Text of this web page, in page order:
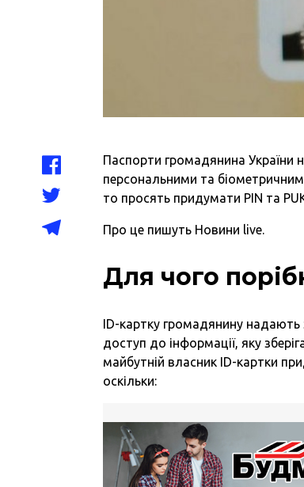
Паспорти громадянина України
персональними та
то просять придумати PIN та
Про це пишуть Новини live.
Для чого
ID-картку громадянину
доступ до інформації, яку
майбутній власник ID-картки
оскільки: